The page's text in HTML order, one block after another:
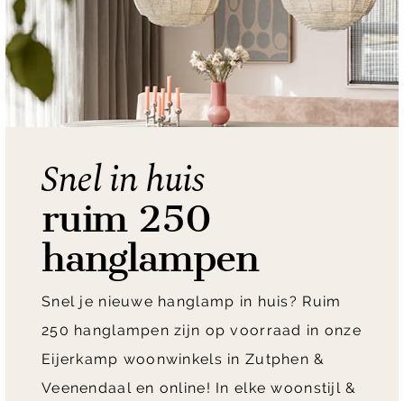
Snel in huis
ruim 250
hanglampen
Snel je nieuwe hanglamp in huis? Ruim
250 hanglampen zijn op voorraad in onze
Eijerkamp woonwinkels in Zutphen &
Veenendaal en online! In elke woonstijl &